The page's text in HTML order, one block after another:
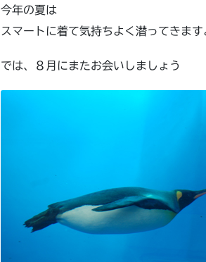
今年の夏は
スマートに着て気持ちよく潜ってきます
では、８月にまたお会いしましょう